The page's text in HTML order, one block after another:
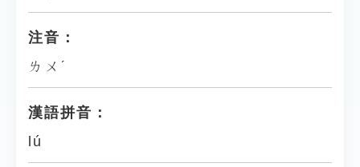
注音：
ㄌㄨˊ
漢語拼音：
lú